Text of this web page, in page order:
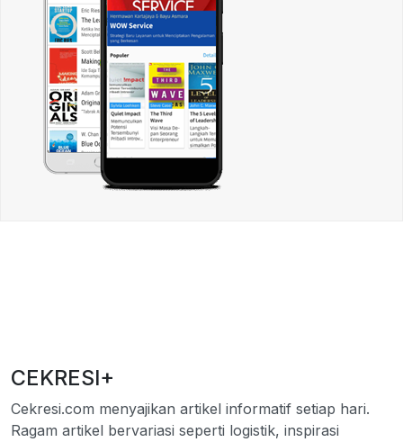
CEKRESI+
Cekresi.com menyajikan artikel informatif setiap hari.
Ragam artikel bervariasi seperti logistik, inspirasi